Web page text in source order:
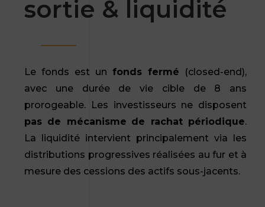
sortie & liquidité
Le fonds est un fonds fermé (closed-end),
avec une durée de vie cible de 8 ans
prorogeable. Les investisseurs ne disposent
pas de mécanisme de rachat périodique.
La liquidité intervient principalement via les
distributions progressives réalisées au fur et à
mesure des cessions des actifs sous-jacents.